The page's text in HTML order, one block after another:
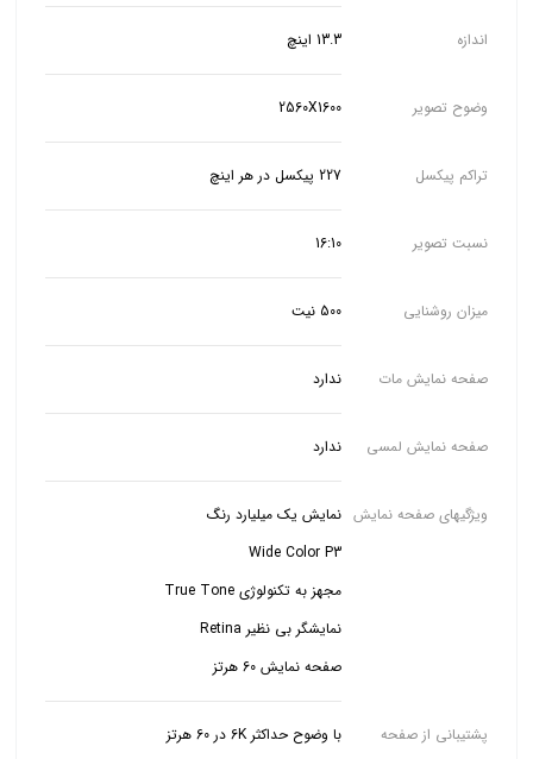
اندازه 13.3 اینچ
وضوح تصویر 2560X1600
تراکم پیکسل 227 پیکسل در هر اینچ
نسبت تصویر 16:10
میزان روشنایی 500 نیت
صفحه نمایش مات ندارد
صفحه نمایش لمسی ندارد
ویژگیهای صفحه نمایش
نمایش یک میلیارد رنگ
Wide Color P3
نمایشگر بی نظیر Retina
صفحه نمایش 60 هرتز
پشتیبانی از صفحه
با وضوح حداکثر 6K در 60 هرتز